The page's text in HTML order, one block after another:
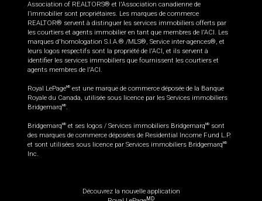
Association of REALTORS® et l'Association canadienne de
l’immobilier sont propriétaires. Les marques de commerce
REALTOR® servent à distinguer les services immobiliers offerts par
les courtiers et agents immobilier en tant que membres de l'ACI. Les
marques d'homologation S.I.A.® /MLS®, Service inter-agences®, et
leurs logos respectifs sont la propriété de l'ACI, et ils servent à
identifier les services immobiliers que fournissent les courtiers et
agents membres de l'ACI.
Royal LePageMD est une marque de commerce déposée de la Banque
Royale du Canada, utilisée sous licence par les Services immobiliers
BridgemarqMD.
BridgemarqMD et ses logos / Services immobiliers BridgemarqMD
sont
des marques de commerce déposées de Residential Income Fund L.P.
et sont utilisées sous licence par Services immobiliers BridgemarqMD
Inc.
Découvrez la nouvelle application
MD